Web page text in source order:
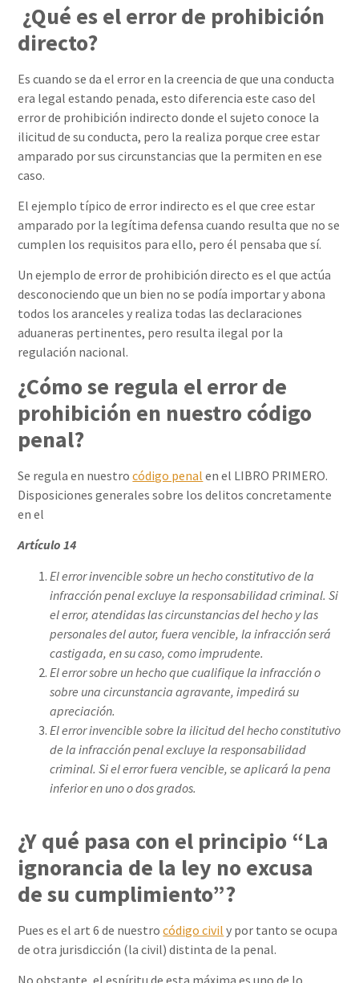
¿Qué es el error de prohibición
directo?
Es cuando se da el error en la creencia de que una conducta
era legal estando penada, esto diferencia este caso del
error de prohibición indirecto donde el sujeto conoce la
ilicitud de su conducta, pero la realiza porque cree estar
amparado por sus circunstancias que la permiten en ese
caso.
El ejemplo típico de error indirecto es el que cree estar
amparado por la legítima defensa cuando resulta que no se
cumplen los requisitos para ello, pero él pensaba que sí.
Un ejemplo de error de prohibición directo es el que actúa
desconociendo que un bien no se podía importar y abona
todos los aranceles y realiza todas las declaraciones
aduaneras pertinentes, pero resulta ilegal por la
regulación nacional.
¿Cómo se regula el error de
prohibición en nuestro código
penal?
Se regula en nuestrocódigo penal en el LIBRO PRIMERO.
Disposiciones generales sobre los delitos concretamente
en el
Artículo 14
El error invencible sobre un hecho constitutivo de la
infracción penal excluye la responsabilidad criminal. Si
el error, atendidas las circunstancias del hecho y las
personales del autor, fuera vencible, la infracción será
castigada, en su caso, como imprudente.
El error sobre un hecho que cualifique la infracción o
sobre una circunstancia agravante, impedirá su
apreciación.
El error invencible sobre la ilicitud del hecho constitutivo
de la infracción penal excluye la responsabilidad
criminal. Si el error fuera vencible, se aplicará la pena
inferior en uno o dos grados.
¿Y qué pasa con el principio “La
ignorancia de la ley no excusa
de su cumplimiento”?
Pues es el art 6 de nuestrocódigo civil y por tanto se ocupa
de otra jurisdicción (la civil) distinta de la penal.